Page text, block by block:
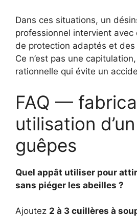
Dans ces situations, un
professionnel intervient avec
de protection adaptés et
Ce n’est pas une
rationnelle qui évite un
FAQ —
utilisation
guêpes
Quel appât utiliser pour
sans piéger les abeilles ?
Ajoutez 2 à 3 cuillères à